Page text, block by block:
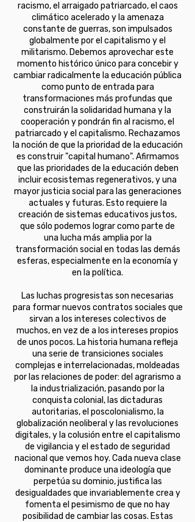
racismo, el arraigado patriarcado, el caos
climático acelerado y la amenaza
constante de guerras, son impulsados
globalmente por el capitalismo y el
militarismo. Debemos aprovechar este
momento histórico único para concebir y
cambiar radicalmente la educación pública
como punto de entrada para
transformaciones más profundas que
construirán la solidaridad humana y la
cooperación y pondrán fin al racismo, el
patriarcado y el capitalismo. Rechazamos
la noción de que la prioridad de la educación
es construir "capital humano". Afirmamos
que las prioridades de la educación deben
incluir ecosistemas regenerativos, y una
mayor justicia social para las generaciones
actuales y futuras. Esto requiere la
creación de sistemas educativos justos,
que sólo podemos lograr como parte de
una lucha más amplia por la
transformación social en todas las demás
esferas, especialmente en la economía y
en la política.
Las luchas progresistas son necesarias
para formar nuevos contratos sociales que
sirvan a los intereses colectivos de
muchos, en vez de a los intereses propios
de unos pocos. La historia humana refleja
una serie de transiciones sociales
complejas e interrelacionadas, moldeadas
por las relaciones de poder: del agrarismo a
la industrialización, pasando por la
conquista colonial, las dictaduras
autoritarias, el poscolonialismo, la
globalización neoliberal y las revoluciones
digitales, y la colusión entre el capitalismo
de vigilancia y el estado de seguridad
nacional que vemos hoy. Cada nueva clase
dominante produce una ideología que
perpetúa su dominio, justifica las
desigualdades que invariablemente crea y
fomenta el pesimismo de que no hay
posibilidad de cambiar las cosas. Estas